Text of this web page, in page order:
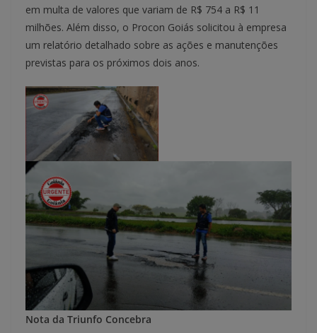
em multa de valores que variam de R$ 754 a R$ 11
milhões. Além disso, o Procon Goiás solicitou à empresa
um relatório detalhado sobre as ações e manutenções
previstas para os próximos dois anos.
Nota da Triunfo Concebra